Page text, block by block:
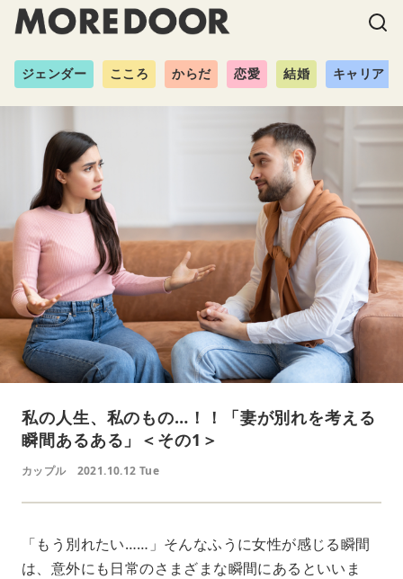
ジェンダー こころ からだ 恋愛 結婚 キャリア
私の人生、私のもの…！！「妻が別れを考える
瞬間あるある」＜その1＞
カップル 2021.10.12 Tue
「もう別れたい……」そんなふうに女性が感じる瞬間
は、意外にも日常のさまざまな瞬間にあるといいま